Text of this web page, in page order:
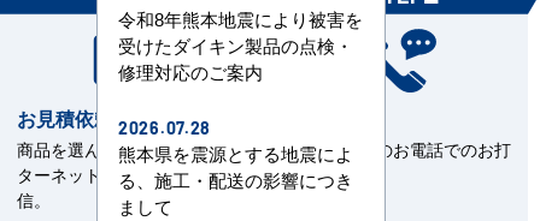
お見積依頼
商品を選んで見積依頼をイン
ターネットまたはFAXで送
信。
当社担当とのお電話でのお打
合せ。
令和8年熊本地震により被害を
受けたダイキン製品の点検・
修理対応のご案内
2026.07.28
熊本県を震源とする地震によ
る、施工・配送の影響につき
まして